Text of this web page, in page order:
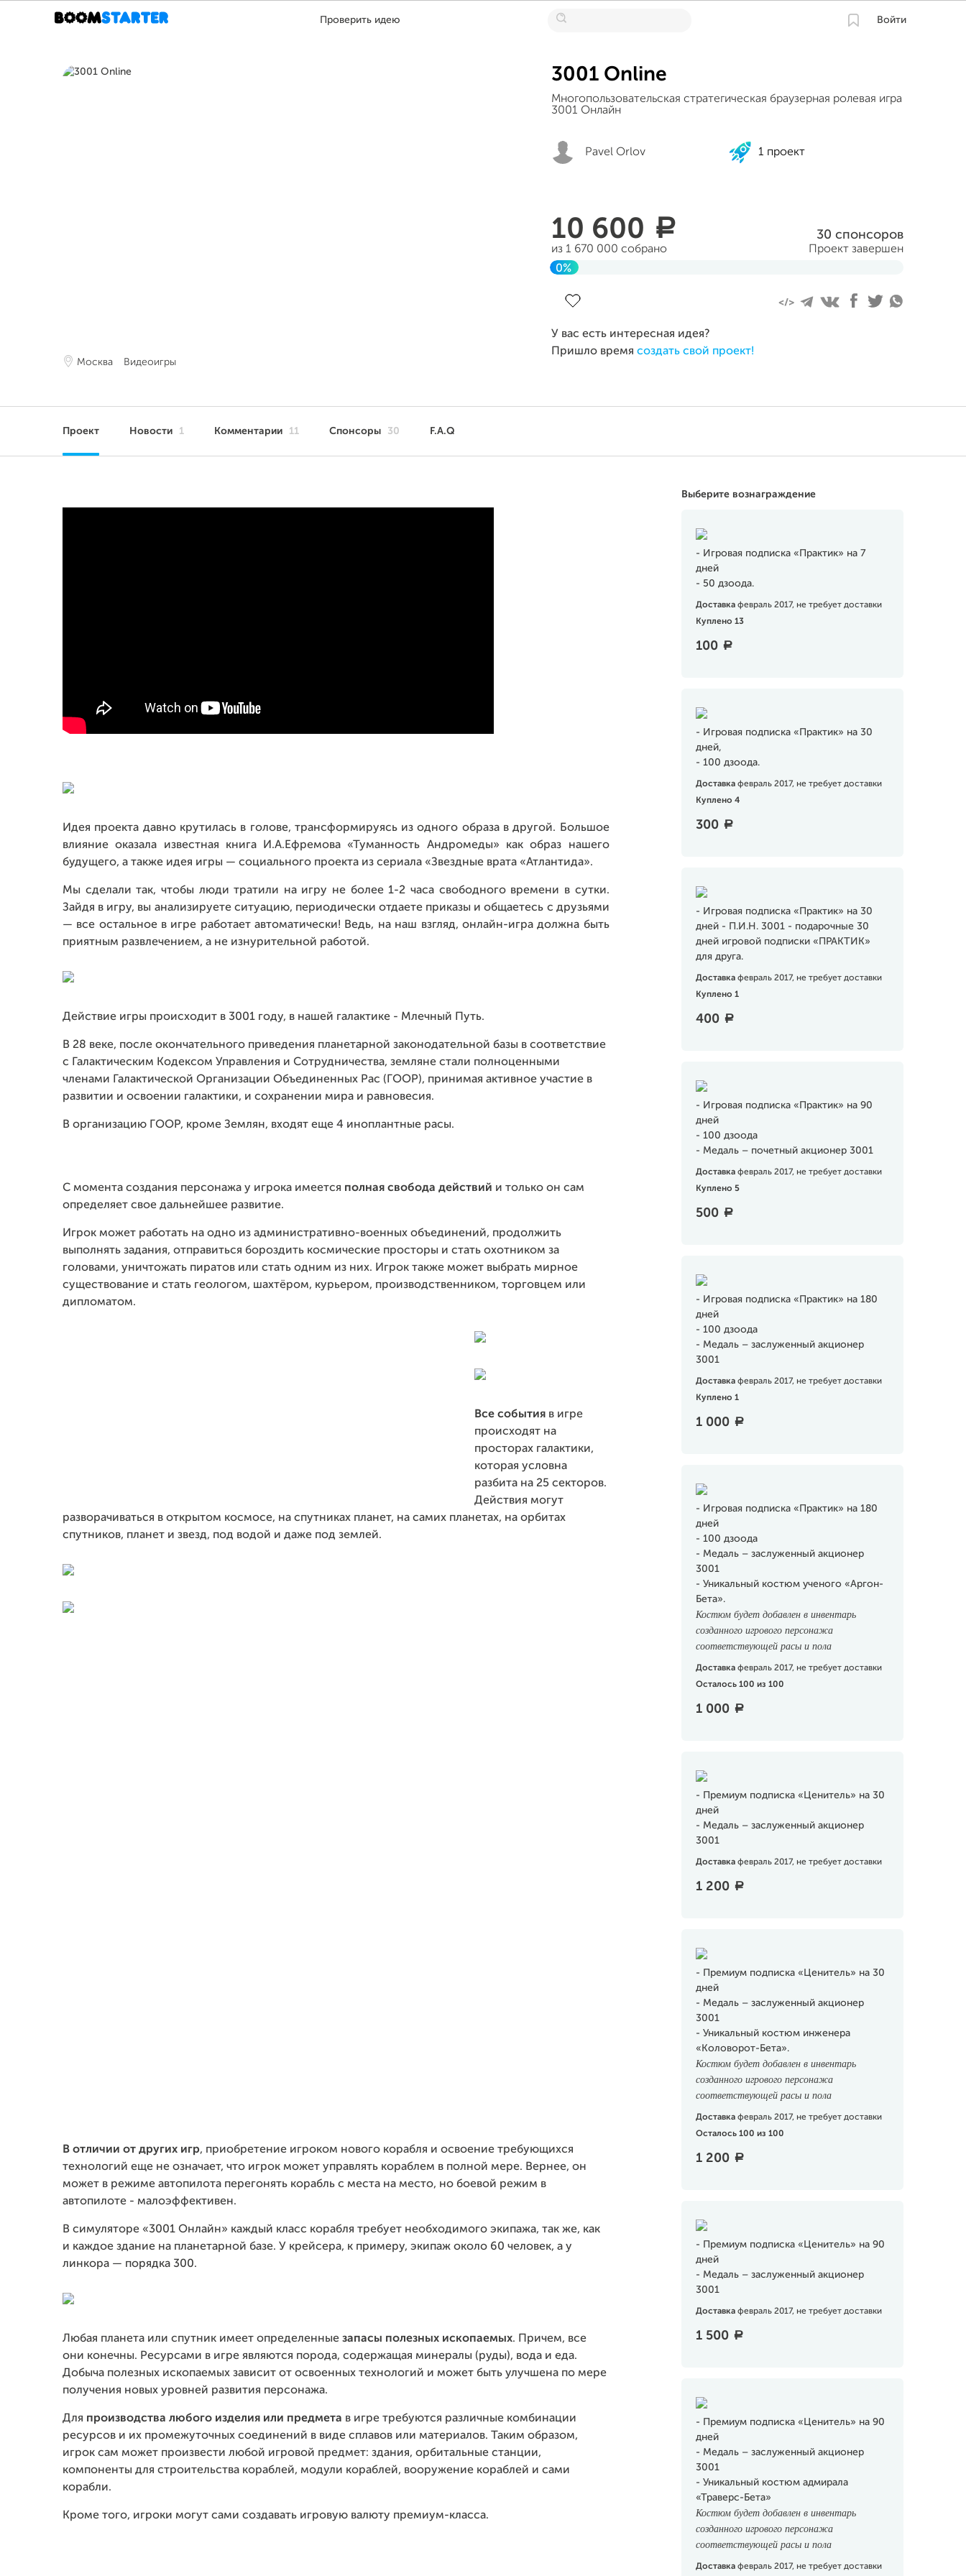
Проверить идею Войти
Москва Видеоигры
3001 Online
Многопользовательская стратегическая браузерная ролевая игра
3001 Онлайн
Pavel Orlov 1 проект
10 600 a
из 1 670 000 собрано
30 спонсоров
Проект завершен
0%
У вас есть интересная идея?
Пришло время создать свой проект!
Проект Новости 1 Комментарии 11 Спонсоры 30 F.A.Q
Выберите вознаграждение
- Игровая подписка «Практик» на 7
дней
- 50 дзоода.
Доставка февраль 2017, не требует доставки
Куплено 13
100 a
- Игровая подписка «Практик» на 30
дней,
- 100 дзоода.
Доставка февраль 2017, не требует доставки
Куплено 4
300 a
- Игровая подписка «Практик» на 30
дней - П.И.Н. 3001 - подарочные 30
дней игровой подписки «ПРАКТИК»
для друга.
Доставка февраль 2017, не требует доставки
Куплено 1
400 a
- Игровая подписка «Практик» на 90
дней
- 100 дзоода
- Медаль – почетный акционер 3001
Доставка февраль 2017, не требует доставки
Куплено 5
500 a
- Игровая подписка «Практик» на 180
дней
- 100 дзоода
- Медаль – заслуженный акционер
3001
Доставка февраль 2017, не требует доставки
Куплено 1
1 000 a
- Игровая подписка «Практик» на 180
дней
- 100 дзоода
- Медаль – заслуженный акционер
3001
- Уникальный костюм ученого «Аргон-
Бета».
Костюм будет добавлен в инвентарь
созданного игрового персонажа
соответствующей расы и пола
Доставка февраль 2017, не требует доставки
Осталось 100 из 100
1 000 a
- Премиум подписка «Ценитель» на 30
дней
- Медаль – заслуженный акционер
3001
Доставка февраль 2017, не требует доставки
1 200 a
- Премиум подписка «Ценитель» на 30
дней
- Медаль – заслуженный акционер
3001
- Уникальный костюм инженера
«Коловорот-Бета».
Костюм будет добавлен в инвентарь
созданного игрового персонажа
соответствующей расы и пола
Доставка февраль 2017, не требует доставки
Осталось 100 из 100
1 200 a
- Премиум подписка «Ценитель» на 90
дней
- Медаль – заслуженный акционер
3001
Доставка февраль 2017, не требует доставки
1 500 a
- Премиум подписка «Ценитель» на 90
дней
- Медаль – заслуженный акционер
3001
- Уникальный костюм адмирала
«Траверс-Бета»
Костюм будет добавлен в инвентарь
созданного игрового персонажа
соответствующей расы и пола
Доставка февраль 2017, не требует доставки
Идея проекта давно крутилась в голове, трансформируясь из одного образа в другой. Большое
влияние оказала известная книга И.А.Ефремова «Туманность Андромеды» как образ нашего
будущего, а также идея игры — социального проекта из сериала «Звездные врата «Атлантида».
Мы сделали так, чтобы люди тратили на игру не более 1-2 часа свободного времени в сутки.
Зайдя в игру, вы анализируете ситуацию, периодически отдаете приказы и общаетесь с друзьями
— все остальное в игре работает автоматически! Ведь, на наш взгляд, онлайн-игра должна быть
приятным развлечением, а не изнурительной работой.
Действие игры происходит в 3001 году, в нашей галактике - Млечный Путь.
В 28 веке, после окончательного приведения планетарной законодательной базы в соответствие
с Галактическим Кодексом Управления и Сотрудничества, земляне стали полноценными
членами Галактической Организации Объединенных Рас (ГООР), принимая активное участие в
развитии и освоении галактики, и сохранении мира и равновесия.
В организацию ГООР, кроме Землян, входят еще 4 иноплантные расы.
С момента создания персонажа у игрока имеется полная свобода действий и только он сам
определяет свое дальнейшее развитие.
Игрок может работать на одно из административно-военных объединений, продолжить
выполнять задания, отправиться бороздить космические просторы и стать охотником за
головами, уничтожать пиратов или стать одним из них. Игрок также может выбрать мирное
существование и стать геологом, шахтёром, курьером, производственником, торговцем или
дипломатом.
Все события в игре
происходят на
просторах галактики,
которая условна
разбита на 25 секторов.
Действия могут
разворачиваться в открытом космосе, на спутниках планет, на самих планетах, на орбитах
спутников, планет и звезд, под водой и даже под землей.
В отличии от других игр, приобретение игроком нового корабля и освоение требующихся
технологий еще не означает, что игрок может управлять кораблем в полной мере. Вернее, он
может в режиме автопилота перегонять корабль с места на место, но боевой режим в
автопилоте - малоэффективен.
В симуляторе «3001 Онлайн» каждый класс корабля требует необходимого экипажа, так же, как
и каждое здание на планетарной базе. У крейсера, к примеру, экипаж около 60 человек, а у
линкора — порядка 300.
Любая планета или спутник имеет определенные запасы полезных ископаемых. Причем, все
они конечны. Ресурсами в игре являются порода, содержащая минералы (руды), вода и еда.
Добыча полезных ископаемых зависит от освоенных технологий и может быть улучшена по мере
получения новых уровней развития персонажа.
Для производства любого изделия или предмета в игре требуются различные комбинации
ресурсов и их промежуточных соединений в виде сплавов или материалов. Таким образом,
игрок сам может произвести любой игровой предмет: здания, орбитальные станции,
компоненты для строительства кораблей, модули кораблей, вооружение кораблей и сами
корабли.
Кроме того, игроки могут сами создавать игровую валюту премиум-класса.